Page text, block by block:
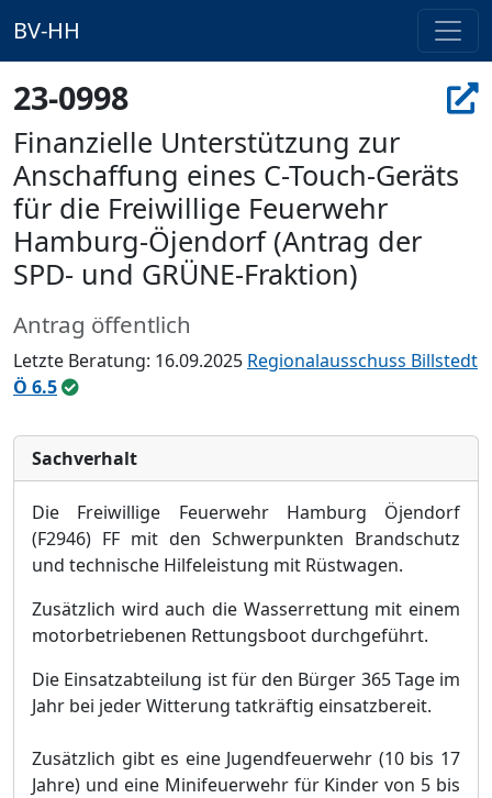
BV-HH
23-0998
Finanzielle Unterstützung zur
Anschaffung eines C-Touch-Geräts
für die Freiwillige Feuerwehr
Hamburg-Öjendorf (Antrag der
SPD- und GRÜNE-Fraktion)
Antrag öffentlich
Letzte Beratung: 16.09.2025 Regionalausschuss Billstedt
Ö 6.5
Sachverhalt
Die Freiwillige Feuerwehr Hamburg Öjendorf
(F2946) FF mit den Schwerpunkten Brandschutz
und technische Hilfeleistung mit Rüstwagen.
Zusätzlich wird auch die Wasserrettung mit einem
motorbetriebenen Rettungsboot durchgeführt.
Die Einsatzabteilung ist für den Bürger 365 Tage im
Jahr bei jeder Witterung tatkräftig einsatzbereit.
Zusätzlich gibt es eine Jugendfeuerwehr (10 bis 17
Jahre) und eine Minifeuerwehr für Kinder von 5 bis